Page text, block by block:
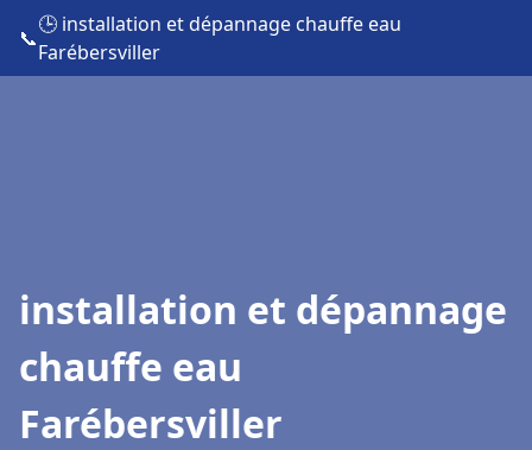
📞
🕒 installation et dépannage chauffe eau
Farébersviller
installation et dépannage
chauffe eau
Farébersviller